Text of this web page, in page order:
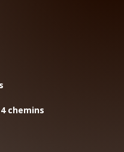
chemins